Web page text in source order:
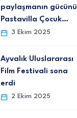
paylaşmanın gücünü
Pastavilla Çocuk…
3 Ekim 2025
Ayvalık Uluslararası
Film Festivali sona
erdi
2 Ekim 2025